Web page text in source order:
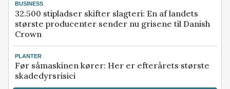
BUSINESS
32.500 stipladser skifter slagteri: En af landets
største producenter sender nu grisene til Danish
Crown
PLANTER
Før såmaskinen kører: Her er efterårets største
skadedyrsrisici